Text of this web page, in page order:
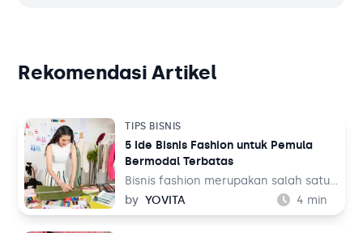
Rekomendasi Artikel
TIPS BISNIS
5 Ide Bisnis Fashion untuk Pemula
Bermodal Terbatas
Bisnis fashion merupakan salah satu
bisnis yang tak akan pernah mati.
Sebab, pada dasarnya setiap orang
by YOVITA 4 min